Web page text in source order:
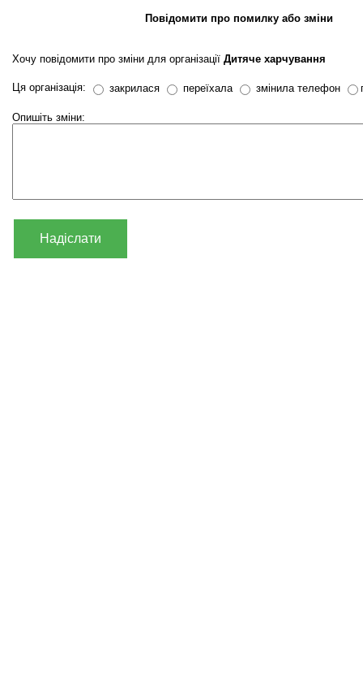
Повідомити про помилку або зміни
Хочу повідомити про зміни для організації Дитяче харчування
Ця організація: закрилася переїхала змінила телефон
Опишіть зміни:
Надіслати